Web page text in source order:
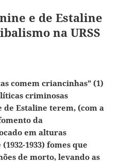
e de Estaline
na URSS
comem criancinhas” (1)
criminosas
de Estaline terem, (com a
da
em alturas
1933) fomes que
de morto, levando as